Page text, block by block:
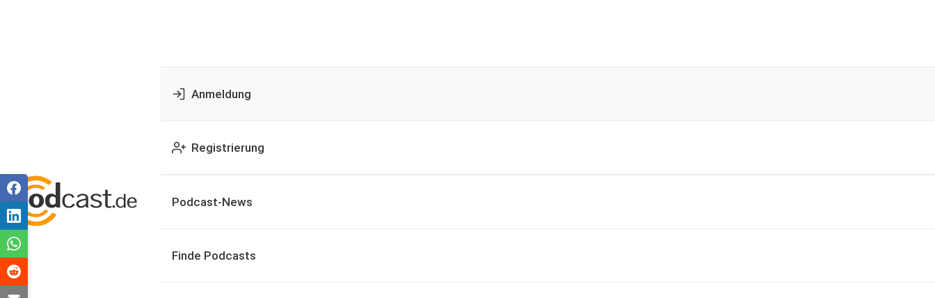
Anmeldung
Registrierung
Podcast-News
Finde Podcasts